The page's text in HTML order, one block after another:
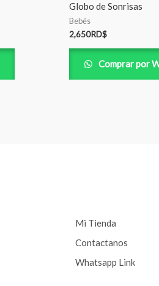
Globo de Sonrisas
Bebés
2,650RD$
Comprar por
Mi Tienda
Contactanos
Whatsapp Link